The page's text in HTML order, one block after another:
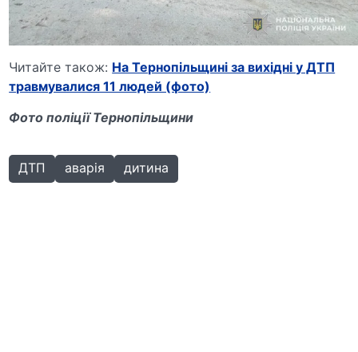
Читайте також: На Тернопільщині за вихідні у ДТП
травмувалися 11 людей (фото)
Фото поліції Тернопільщини
ДТП аварія дитина